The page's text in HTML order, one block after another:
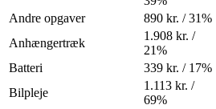
Andre opgaver 890 kr. / 31%
Anhængertræk
1.908 kr. /
21%
Batteri 339 kr. / 17%
Bilpleje
1.113 kr. /
69%